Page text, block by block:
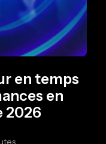
en temps
en
2026